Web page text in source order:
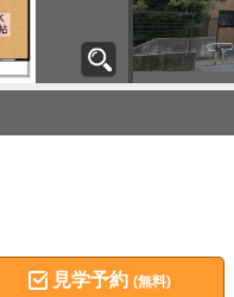
見学予約(無料)